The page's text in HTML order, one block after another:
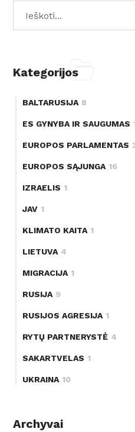
Kategorijos
BALTARUSIJA 8
ES GYNYBA IR SAUGUMAS
EUROPOS PARLAMENTAS
EUROPOS SĄJUNGA 16
IZRAELIS 1
JAV 1
KLIMATO KAITA 1
LIETUVA 4
MIGRACIJA 1
RUSIJA 9
RUSIJOS AGRESIJA 1
RYTŲ PARTNERYSTĖ 4
SAKARTVELAS 1
UKRAINA 10
Archyvai